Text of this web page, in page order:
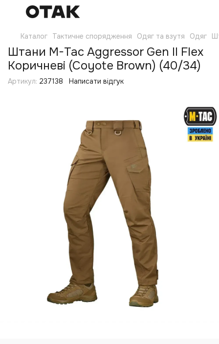
Каталог Тактичне спорядження Одяг та взутя Одяг
Штани M-Tac Aggressor Gen II Flex
Коричневі (Coyote Brown) (40/34)
Артикул: 237138 Написати відгук